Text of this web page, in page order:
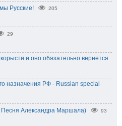
Русские! 205
29
и оно обязательно вернется
назначения РФ - Russian special
Песня Александра Маршала) 93